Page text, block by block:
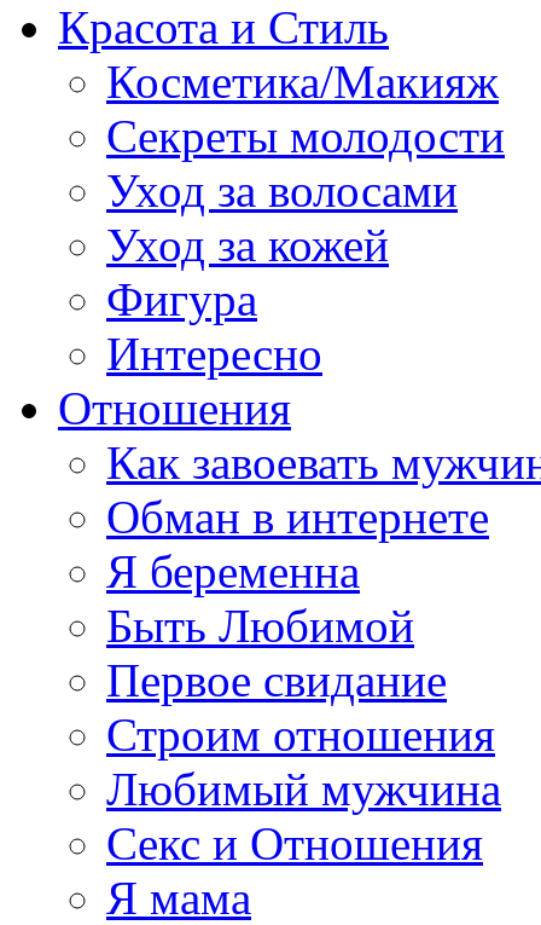
Красота и Стиль
Косметика/Макияж
Секреты молодости
Уход за волосами
Уход за кожей
Фигура
Интересно
Отношения
Как завоевать
Обман в интернете
Я беременна
Быть Любимой
Первое свидание
Строим отношения
Любимый мужчина
Секс и Отношения
Я мама